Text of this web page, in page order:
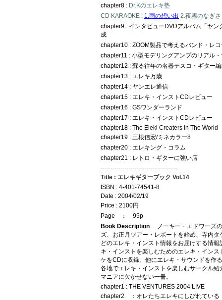
chapter8 : Dr.Kのエレキ塾
CD KARAOKE : 1.雨の想い出 2.夜霧のなぎ
chapter9 : インタビューDVDアルバム「ヤン
成
chapter10 : ZOOM製品で考えるバンド・レ
chapter11 : 小型モデリングアンプのリアル
chapter12 : 蘇る往年の名器テスコ・ギター編
chapter13 : エレキ万歳
chapter14 : ヤンエレ通信
chapter15 : エレキ・インストCDレビュー
chapter16 : GSワンダーランド
chapter17 : エレキ・インストCDレビュー
chapter18 : The Eleki Creaters In The World
chapter19 : 三根信宏/ミネカラー8
chapter20 : エレキング・コラム
chapter21 : レトロ・ギターに強い店
---------------------------------------
Title : エレキギターブック Vol.14
ISBN : 4-401-74541-8
Date : 2004/02/19
Price : 2100円
Page ： 95p
Book Description: ノーキー・エドワーズ
ズ、お正月ツアー・レポートを始め、寺内タ
どのエレキ・インスト情報をお届けする情報
キ・インストを楽しむためのエレキ・インス
ケをCDに収録。他にエレキ・サウンドを作
各地でエレキ・インストを楽しむサークル紹
マニアに欠かせない一冊。
chapter1 : THE VENTURES 2004 LIVE
chapter2 ：オレたちエレキにしびれている